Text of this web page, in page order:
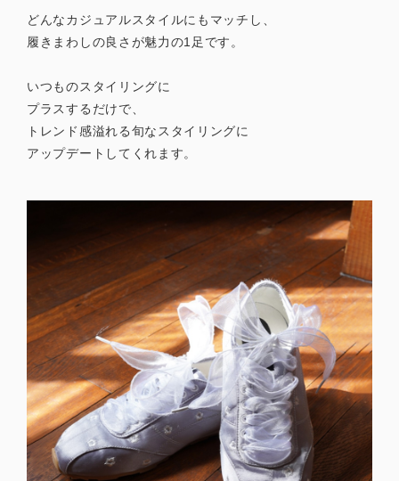
どんなカジュアルスタイルにもマッチし、
履きまわしの良さが魅力の1足です。
いつものスタイリングに
プラスするだけで、
トレンド感溢れる旬なスタイリングに
アップデートしてくれます。